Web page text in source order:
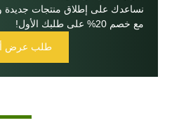
نساعدك على إطلاق منتجات جديدة
مع خصم 20% على طلبك الأول!
طلب عرض